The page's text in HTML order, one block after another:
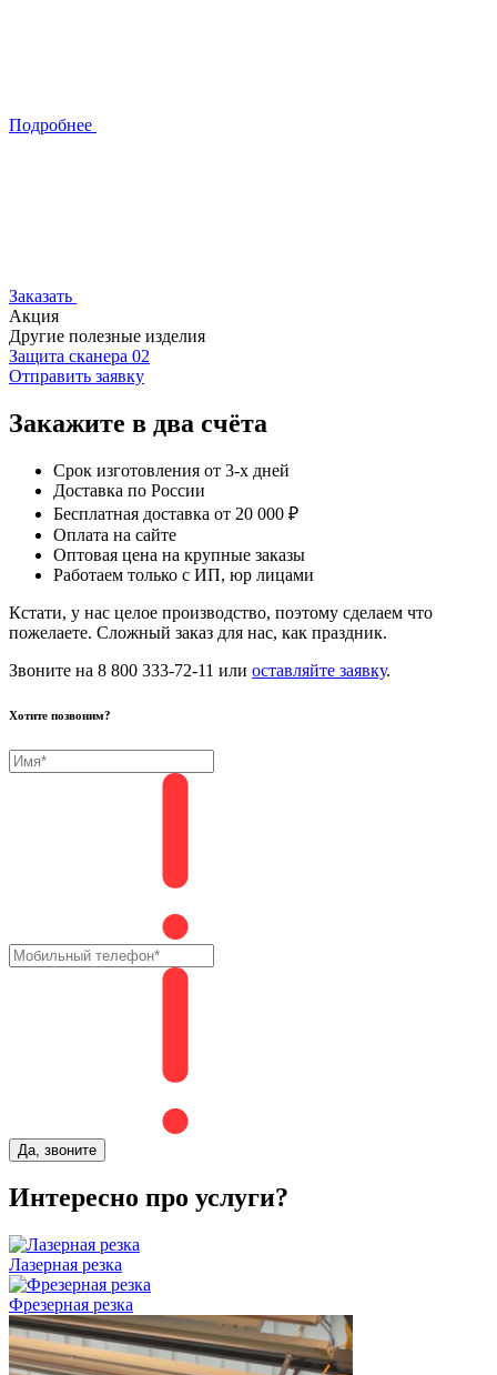
Подробнее
Заказать
Акция
Другие полезные изделия
Защита сканера 02
Отправить заявку
Закажите в два счёта
Срок изготовления от 3-х дней
Доставка по России
Бесплатная доставка от 20 000 ₽
Оплата на сайте
Оптовая цена на крупные заказы
Работаем только с ИП, юр лицами
Кстати, у нас целое производство, поэтому сделаем что
пожелаете. Сложный заказ для нас, как праздник.
Звоните на 8 800 333-72-11 или оставляйте заявку.
Хотите позвоним?
Да, звоните
Интересно про услуги?
Лазерная резка
Фрезерная резка